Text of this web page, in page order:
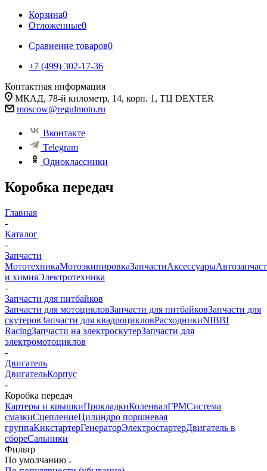
Корзина0
Отложенные0
Сравнение товаров0
+7 (499) 302-17-36
Контактная информация
МКАД, 78-й километр, 14, корп. 1, ТЦ DEXTER
moscow@regulmoto.ru
Вконтакте
Telegram
Одноклассники
Коробка передач
Главная
-
Каталог
-
Запчасти
МототехникаМотоэкипировкаЗапчастиАксессуары
и химияЭлектротехника
-
Запчасти для питбайков
Запчасти для мотоцикловЗапчасти для питбайковЗапчасти для
скутеровЗапчасти для квадроцикловРасходникиNIBBI
RacingЗапчасти на электроскутерЗапчасти для
электромотоциклов
-
Двигатель
ДвигательКорпус
-
Коробка передач
Картеры и крышкиПрокладкиКоленвалГРМСистема
смазкиСцеплениеЦилиндро поршневая
группаКикстартерГенераторЭлектростартерДвигатель в
сбореСальники
Фильтр
По умолчанию